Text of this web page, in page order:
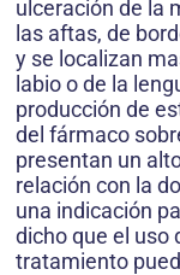
ulceración de la
las aftas, de
y se localizan
labio o de la
producción de
del fármaco
presentan un
relación con la
una indicación
dicho que el uso
tratamiento